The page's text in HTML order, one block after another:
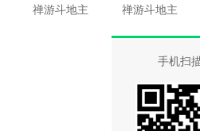
禅游斗地主
禅游斗地主
手机扫